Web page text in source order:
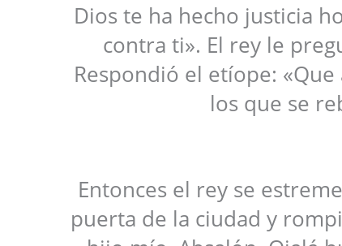
Dios te ha hecho justicia
contra ti». El rey le
Respondió el etíope:
los que se
Entonces el rey se
puerta de la ciudad y